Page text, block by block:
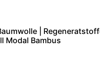
|
Modal Bambus